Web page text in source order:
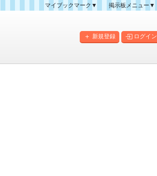
マイブックマーク▼
掲示板メニュー▼
掲示板マップ
新規登録 ログイン